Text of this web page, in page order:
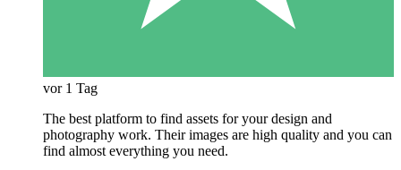
vor 1 Tag
The best platform to find assets for your design and
photography work. Their images are high quality and you can
find almost everything you need.